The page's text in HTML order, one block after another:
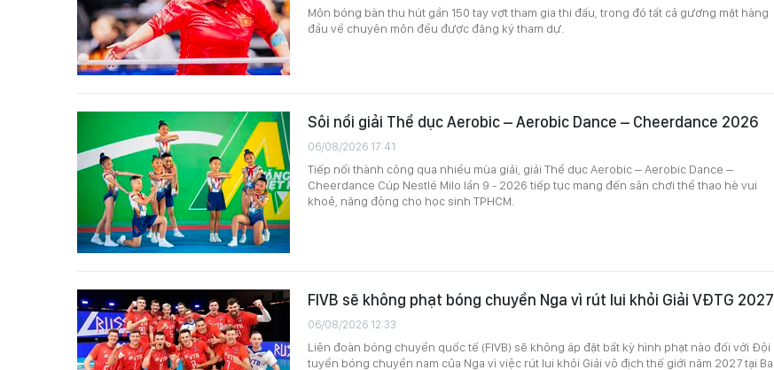
Môn bóng bàn thu hút gần 150 tay vợt tham gia thi đấu, trong đó tất cả gương mặt hàng
đầu về chuyên môn đều được đăng ký tham dự.
Sôi nổi giải Thể dục Aerobic – Aerobic Dance – Cheerdance 2026
06/08/2026 17:41
Tiếp nối thành công qua nhiều mùa giải, giải Thể dục Aerobic – Aerobic Dance –
Cheerdance Cúp Nestlé Milo lần 9 - 2026 tiếp tục mang đến sân chơi thể thao hè vui
khoẻ, năng động cho học sinh TPHCM.
FIVB sẽ không phạt bóng chuyền Nga vì rút lui khỏi Giải VĐTG 2027
06/08/2026 12:33
Liên đoàn bóng chuyền quốc tế (FIVB) sẽ không áp đặt bất kỳ hình phạt nào đối với Đội
tuyển bóng chuyền nam của Nga vì việc rút lui khỏi Giải vô địch thế giới năm 2027 tại Ba